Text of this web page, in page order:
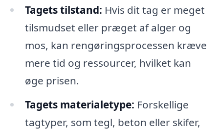
Tagets tilstand: Hvis dit tag er meget
tilsmudset eller præget af alger og
mos, kan rengøringsprocessen kræve
mere tid og ressourcer, hvilket kan
øge prisen.
Tagets materialetype: Forskellige
tagtyper, som tegl, beton eller skifer,